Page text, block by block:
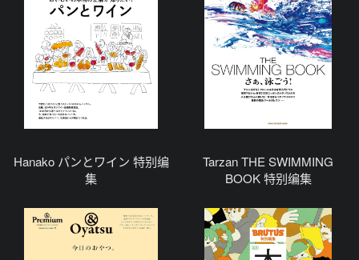
Hanako パンとワイン 特别编
集
Tarzan THE SWIMMING
BOOK 特别编集